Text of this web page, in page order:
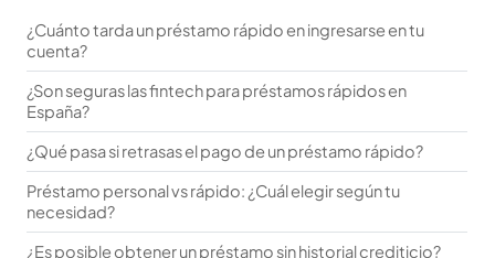
¿Cuánto tarda un préstamo rápido en ingresarse en tu
cuenta?
¿Son seguras las fintech para préstamos rápidos en
España?
¿Qué pasa si retrasas el pago de un préstamo rápido?
Préstamo personal vs rápido: ¿Cuál elegir según tu
necesidad?
¿Es posible obtener un préstamo sin historial crediticio?